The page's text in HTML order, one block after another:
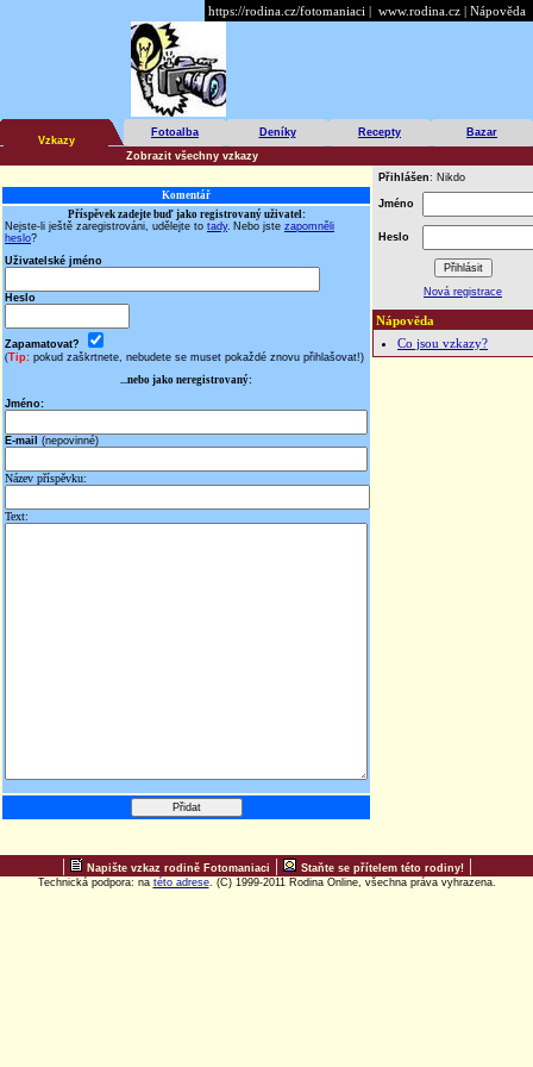
https://rodina.cz/fotomaniaci | www.rodina.cz | Nápověda
Vzkazy
Fotoalba Deníky Recepty
Bazar
Zobrazit všechny vzkazy
Komentář
Příspěvek zadejte buď jako registrovaný uživatel:
Nejste-li ještě zaregistrováni, udělejte to tady. Nebo jste zapomněli
heslo?
Uživatelské jméno
Heslo
Zapamatovat?
(Tip: pokud zaškrtnete, nebudete se muset pokaždé znovu přihlašovat!)
...nebo jako neregistrovaný:
Jméno:
E-mail (nepovinné)
Název příspěvku:
Text:
Přihlášen: Nikdo
Jméno
Heslo
Nová registrace
Nápověda
Co jsou vzkazy?
| Napište vzkaz rodině Fotomaniaci | Staňte se přítelem této rodiny!|
Technická podpora: na této adrese. (C) 1999-2011 Rodina Online, všechna práva vyhrazena.